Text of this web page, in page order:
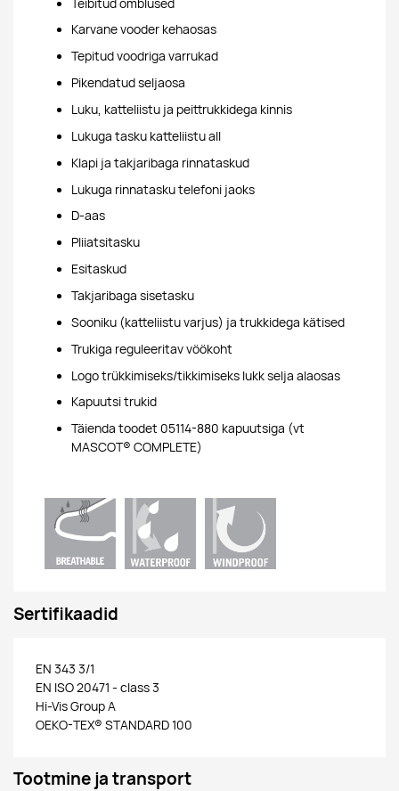
Karvane vooder kehaosas
Tepitud voodriga varrukad
Pikendatud seljaosa
Luku, katteliistu ja peittrukkidega kinnis
Lukuga tasku katteliistu all
Klapi ja takjaribaga rinnataskud
Lukuga rinnatasku telefoni jaoks
D-aas
Pliiatsitasku
Esitaskud
Takjaribaga sisetasku
Sooniku (katteliistu varjus) ja trukkidega kätised
Trukiga reguleeritav vöökoht
Logo trükkimiseks/tikkimiseks lukk selja alaosas
Kapuutsi trukid
Täienda toodet 05114-880 kapuutsiga (vt
MASCOT® COMPLETE)
Sertifikaadid
EN 343 3/1
EN ISO 20471 - class 3
Hi-Vis Group A
OEKO-TEX® STANDARD 100
Tootmine ja transport